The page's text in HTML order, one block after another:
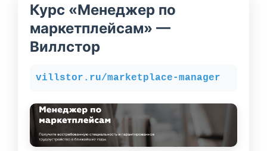
Курс «Менеджер по
маркетплейсам» —
Виллстор
villstor.ru/marketplace-manager